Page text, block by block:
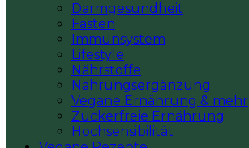
Darmgesundheit
Fasten
Immunsystem
Lifestyle
Nährstoffe
Nahrungsergänzung
Vegane Ernährung & mehr
Zuckerfreie Ernährung
Hochsensibilität